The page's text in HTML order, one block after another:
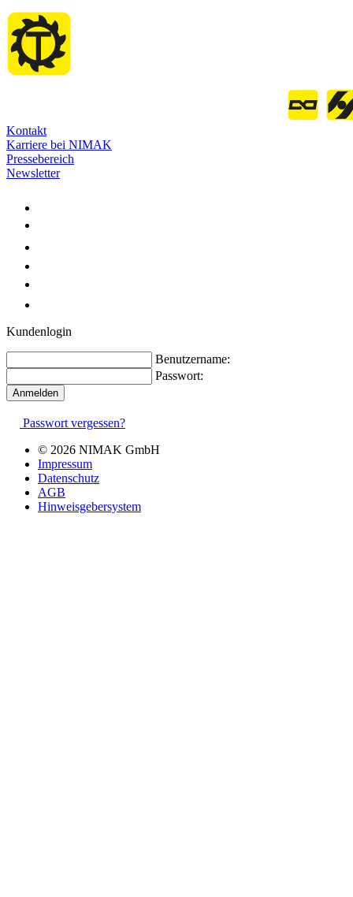
Kontakt
Karriere bei NIMAK
Pressebereich
Newsletter
Kundenlogin
Benutzername:
Passwort:
Passwort vergessen?
© 2026 NIMAK GmbH
Impressum
Datenschutz
AGB
Hinweisgebersystem